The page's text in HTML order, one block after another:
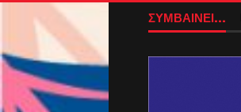
ΣΥΜΒΑΙΝΕΙ...